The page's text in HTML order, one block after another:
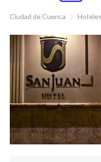
Ciudad de Cuenca Hoteles